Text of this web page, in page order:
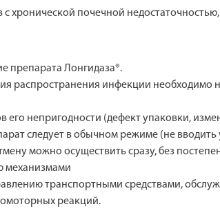
хронической почечной
препарата Лонгидаза®.
распространения инфекции необходимо
непригодности (дефект упаковки,
следует в обычном режиме (не
можно осуществить сразу, без
механизмами
транспортными средствами,
реакций.